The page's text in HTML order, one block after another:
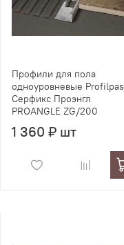
Профили для пола
одноуровневые Profilpas
Серфикс Проэнгл
PROANGLE ZG/200
1 360 ₽ шт